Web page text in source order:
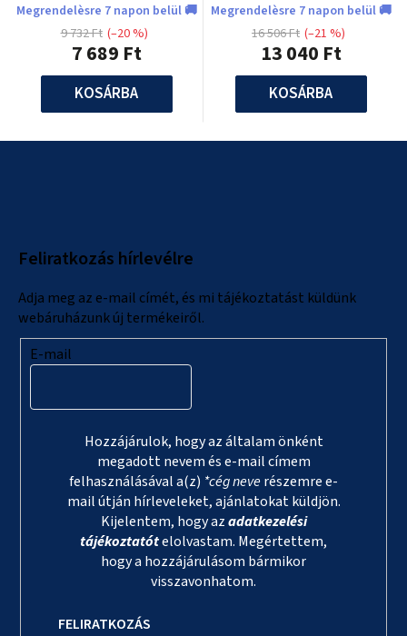
Megrendelèsre 7 napon belül 🚚
7 689 Ft
9 732 Ft (–20 %)
KOSÁRBA
Megrendelèsre 7 napon belül 🚚
13 040 Ft
16 506 Ft (–21 %)
KOSÁRBA
Feliratkozás hírlevélre
Adja meg az e-mail címét, és mi tájékoztatást küldünk
webáruházunk új termékeiről.
E-mail
Hozzájárulok, hogy az általam önként
megadott nevem és e-mail címem
felhasználásával a(z) *cég neverészemre e-
mail útján hírleveleket, ajánlatokat küldjön.
Kijelentem, hogy azadatkezelési
tájékoztatótelolvastam. Megértettem,
hogy a hozzájárulásom bármikor
visszavonhatom.
FELIRATKOZÁS